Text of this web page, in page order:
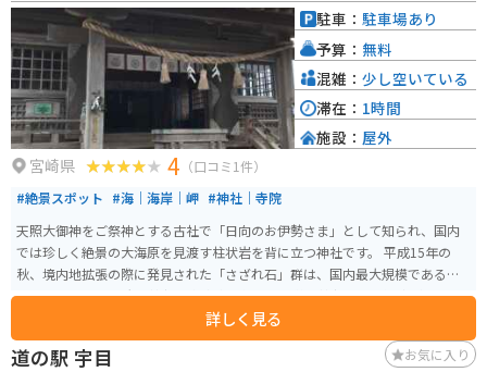
な「都農神社」や、サーフィンスポットとして知られる「恋ヶ浦」など、観
光スポットが点在しています。道の駅を拠点に、周辺の観光スポットを巡っ
てみるのもおすすめです。
宮崎県 4 （口コミ1件）
#絶景スポット #海｜海岸｜岬 #神社｜寺院
天照大御神をご祭神とする古社で「日向のお伊勢さま」として知られ、国内
では珍しく絶景の大海原を見渡す柱状岩を背に立つ神社です。 平成15年の
秋、境内地拡張の際に発見された「さざれ石」群は、国内最大規模であると
みられています。 大御神社境内東奥に位置する鵜戸神社には、洞窟があり、
奥から外を眺めると洞窟入口付近の形が「昇り龍」のような姿に見えること
から、龍神信仰の痕跡ではないかと考えられています。
詳しく見る
駐車： 駐車場あり
予算： 無料
混雑： 少し空いている
滞在： 1時間
施設： 屋外
道の駅 宇目 お気に入り